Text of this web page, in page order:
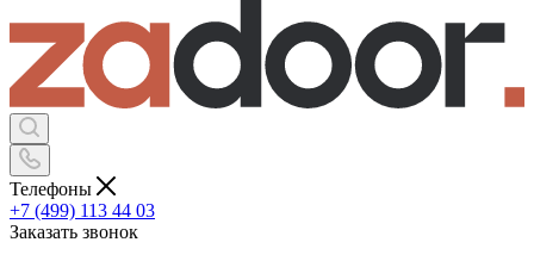
Телефоны
+7 (499) 113 44 03
Заказать звонок